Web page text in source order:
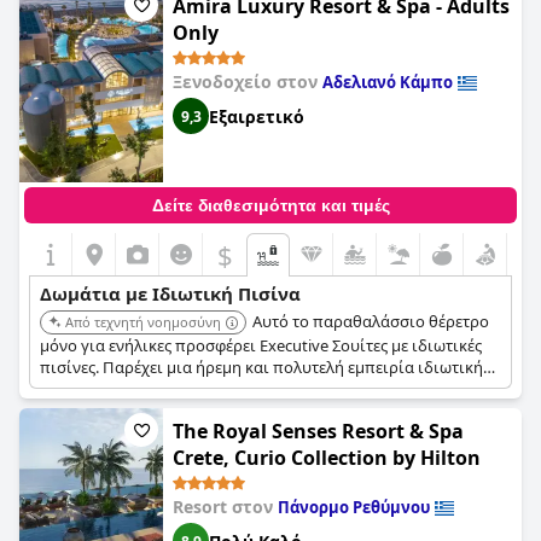
του θέρετρου και την πρόσβαση στην παραλία.
Amira Luxury Resort & Spa - Adults
Only
Ξενοδοχείο στον Αδελιανό Κάμπο
9,3 Εξαιρετικό
Δείτε διαθεσιμότητα και τιμές
$
Δωμάτια με Ιδιωτική Πισίνα
Από τεχνητή νοημοσύνη
Αυτό το παραθαλάσσιο θέρετρο
μόνο για ενήλικες προσφέρει Executive Σουίτες με ιδιωτικές
πισίνες. Παρέχει μια ήρεμη και πολυτελή εμπειρία ιδιωτικής
πισίνας με το πρόσθετο πλεονέκτημα των ανέσεων του
θέρετρου προσαρμοσμένων για ενήλικες.
The Royal Senses Resort & Spa
Crete, Curio Collection by Hilton
Resort στον Πάνορμο Ρεθύμνου